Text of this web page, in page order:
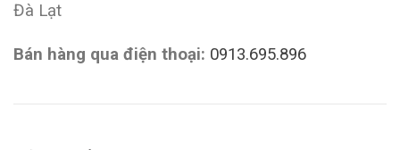
Đà Lạt
Bán hàng qua điện thoại: 0913.695.896